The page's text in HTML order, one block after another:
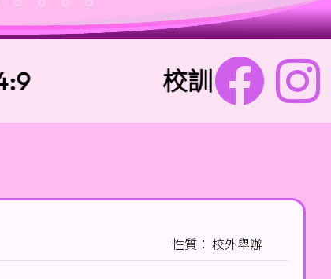
校訓： 樂善勇敢
性質： 校外舉辦